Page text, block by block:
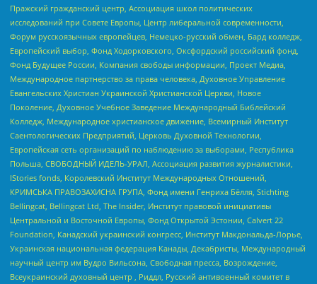
Пражский гражданский центр, Ассоциация школ политических
исследований при Совете Европы, Центр либеральной современности,
Форум русскоязычных европейцев, Немецко-русский обмен, Бард колледж,
Европейский выбор, Фонд Ходорковского, Оксфордский российский фонд,
Фонд Будущее России, Компания свободы информации, Проект Медиа,
Международное партнерство за права человека, Духовное Управление
Евангельских Христиан Украинской Христианской Церкви, Новое
Поколение, Духовное Учебное Заведение Международный Библейский
Колледж, Международное христианское движение, Всемирный Институт
Саентологических Предприятий, Церковь Духовной Технологии,
Европейская сеть организаций по наблюдению за выборами, Республика
Польша, СВОБОДНЫЙ ИДЕЛЬ-УРАЛ, Ассоциация развития журналистики,
IStories fonds, Королевский Институт Международных Отношений,
КРИМСЬКА ПРАВОЗАХИСНА ГРУПА, Фонд имени Генриха Бёлля, Stichting
Bellingcat, Bellingcat Ltd, The Insider, Институт правовой инициативы
Центральной и Восточной Европы, Фонд Открытой Эстонии, Calvert 22
Foundation, Канадский украинский конгресс, Институт Макдональда-Лорье,
Украинская национальная федерация Канады, Декабристы, Международный
научный центр им Вудро Вильсона, Свободная пресса, Возрождение,
Всеукраинский духовный центр , Риддл, Русский антивоенный комитет в